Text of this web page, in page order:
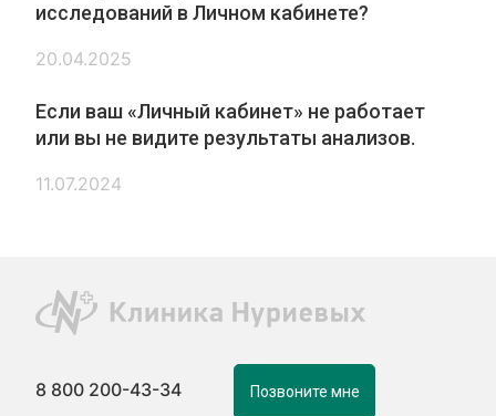
исследований в Личном кабинете?
20.04.2025
Если ваш «Личный кабинет» не работает
или вы не видите результаты анализов.
11.07.2024
8 800 200-43-34 Позвоните мне